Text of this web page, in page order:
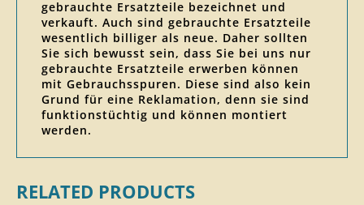
gebrauchte Ersatzteile bezeichnet und
verkauft. Auch sind gebrauchte Ersatzteile
wesentlich billiger als neue. Daher sollten
Sie sich bewusst sein, dass Sie bei uns nur
gebrauchte Ersatzteile erwerben können
mit Gebrauchsspuren. Diese sind also kein
Grund für eine Reklamation, denn sie sind
funktionstüchtig und können montiert
werden.
RELATED PRODUCTS